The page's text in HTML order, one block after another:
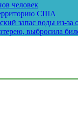
человек
США
запас воды из-за
выбросила